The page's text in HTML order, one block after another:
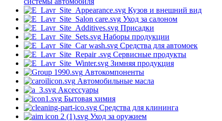
Кузов и внешний вид
Уход за салоном
Присадки
Наборы продукции
Средства для автомоек
Сервисные продукты
Зимняя продукция
Автокомпоненты
Автомобильные масла
Аксессуары
Бытовая химия
Средства для клининга
Уход за оружием